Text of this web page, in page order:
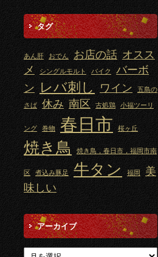
タグ
あん肝 おでん お店の話 オスス
メ
シングルモルト バイク
バーボ
ン レバ刺し ワイン 五島の
さば 休み 南区 古処鶏 小福ツーリ
ング 巻物 春日市 桜ヶ丘
焼き鳥 焼き鳥，春日市，福岡市南
区 煮込み豚足 牛タン 福岡
美
味しい
アーカイブ
アーカイブ